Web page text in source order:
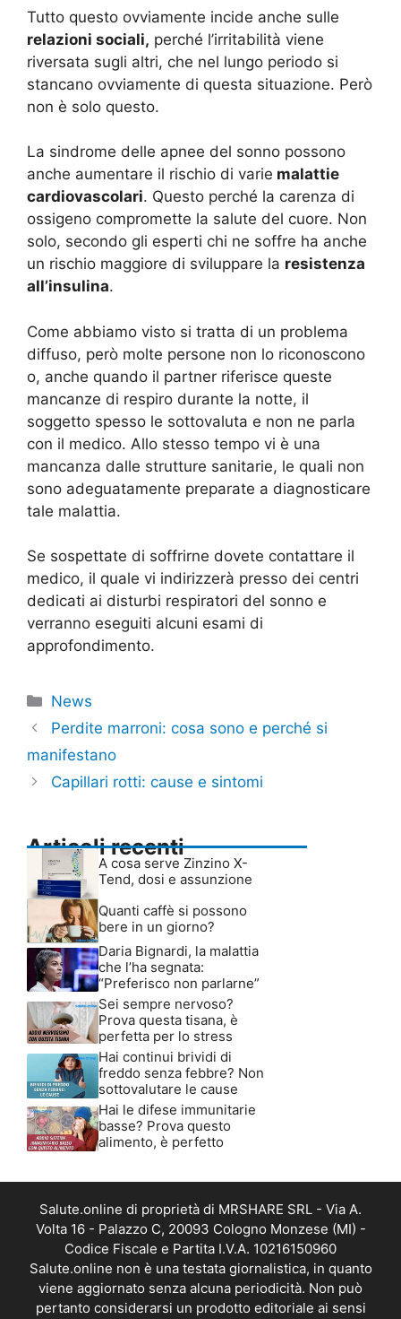
Tutto questo ovviamente incide anche sulle
relazioni sociali, perché l’irritabilità viene
riversata sugli altri, che nel lungo periodo si
stancano ovviamente di questa situazione. Però
non è solo questo.
La sindrome delle apnee del sonno possono
anche aumentare il rischio di varie malattie
cardiovascolari. Questo perché la carenza di
ossigeno compromette la salute del cuore. Non
solo, secondo gli esperti chi ne soffre ha anche
un rischio maggiore di sviluppare la resistenza
all’insulina.
Come abbiamo visto si tratta di un problema
diffuso, però molte persone non lo riconoscono
o, anche quando il partner riferisce queste
mancanze di respiro durante la notte, il
soggetto spesso le sottovaluta e non ne parla
con il medico. Allo stesso tempo vi è una
mancanza dalle strutture sanitarie, le quali non
sono adeguatamente preparate a diagnosticare
tale malattia.
Se sospettate di soffrirne dovete contattare il
medico, il quale vi indirizzerà presso dei centri
dedicati ai disturbi respiratori del sonno e
verranno eseguiti alcuni esami di
approfondimento.
Categorie
News
Perdite marroni: cosa sono e perché si
manifestano
Capillari rotti: cause e sintomi
Articoli recenti
A cosa serve Zinzino X-
Tend, dosi e assunzione
Quanti caffè si possono
bere in un giorno?
Daria Bignardi, la malattia
che l’ha segnata:
“Preferisco non parlarne”
Sei sempre nervoso?
Prova questa tisana, è
perfetta per lo stress
Hai continui brividi di
freddo senza febbre? Non
sottovalutare le cause
Hai le difese immunitarie
basse? Prova questo
alimento, è perfetto
Salute.online di proprietà di MRSHARE SRL - Via A.
Volta 16 - Palazzo C, 20093 Cologno Monzese (MI) -
Codice Fiscale e Partita I.V.A. 10216150960
Salute.online non è una testata giornalistica, in quanto
viene aggiornato senza alcuna periodicità. Non può
pertanto considerarsi un prodotto editoriale ai sensi